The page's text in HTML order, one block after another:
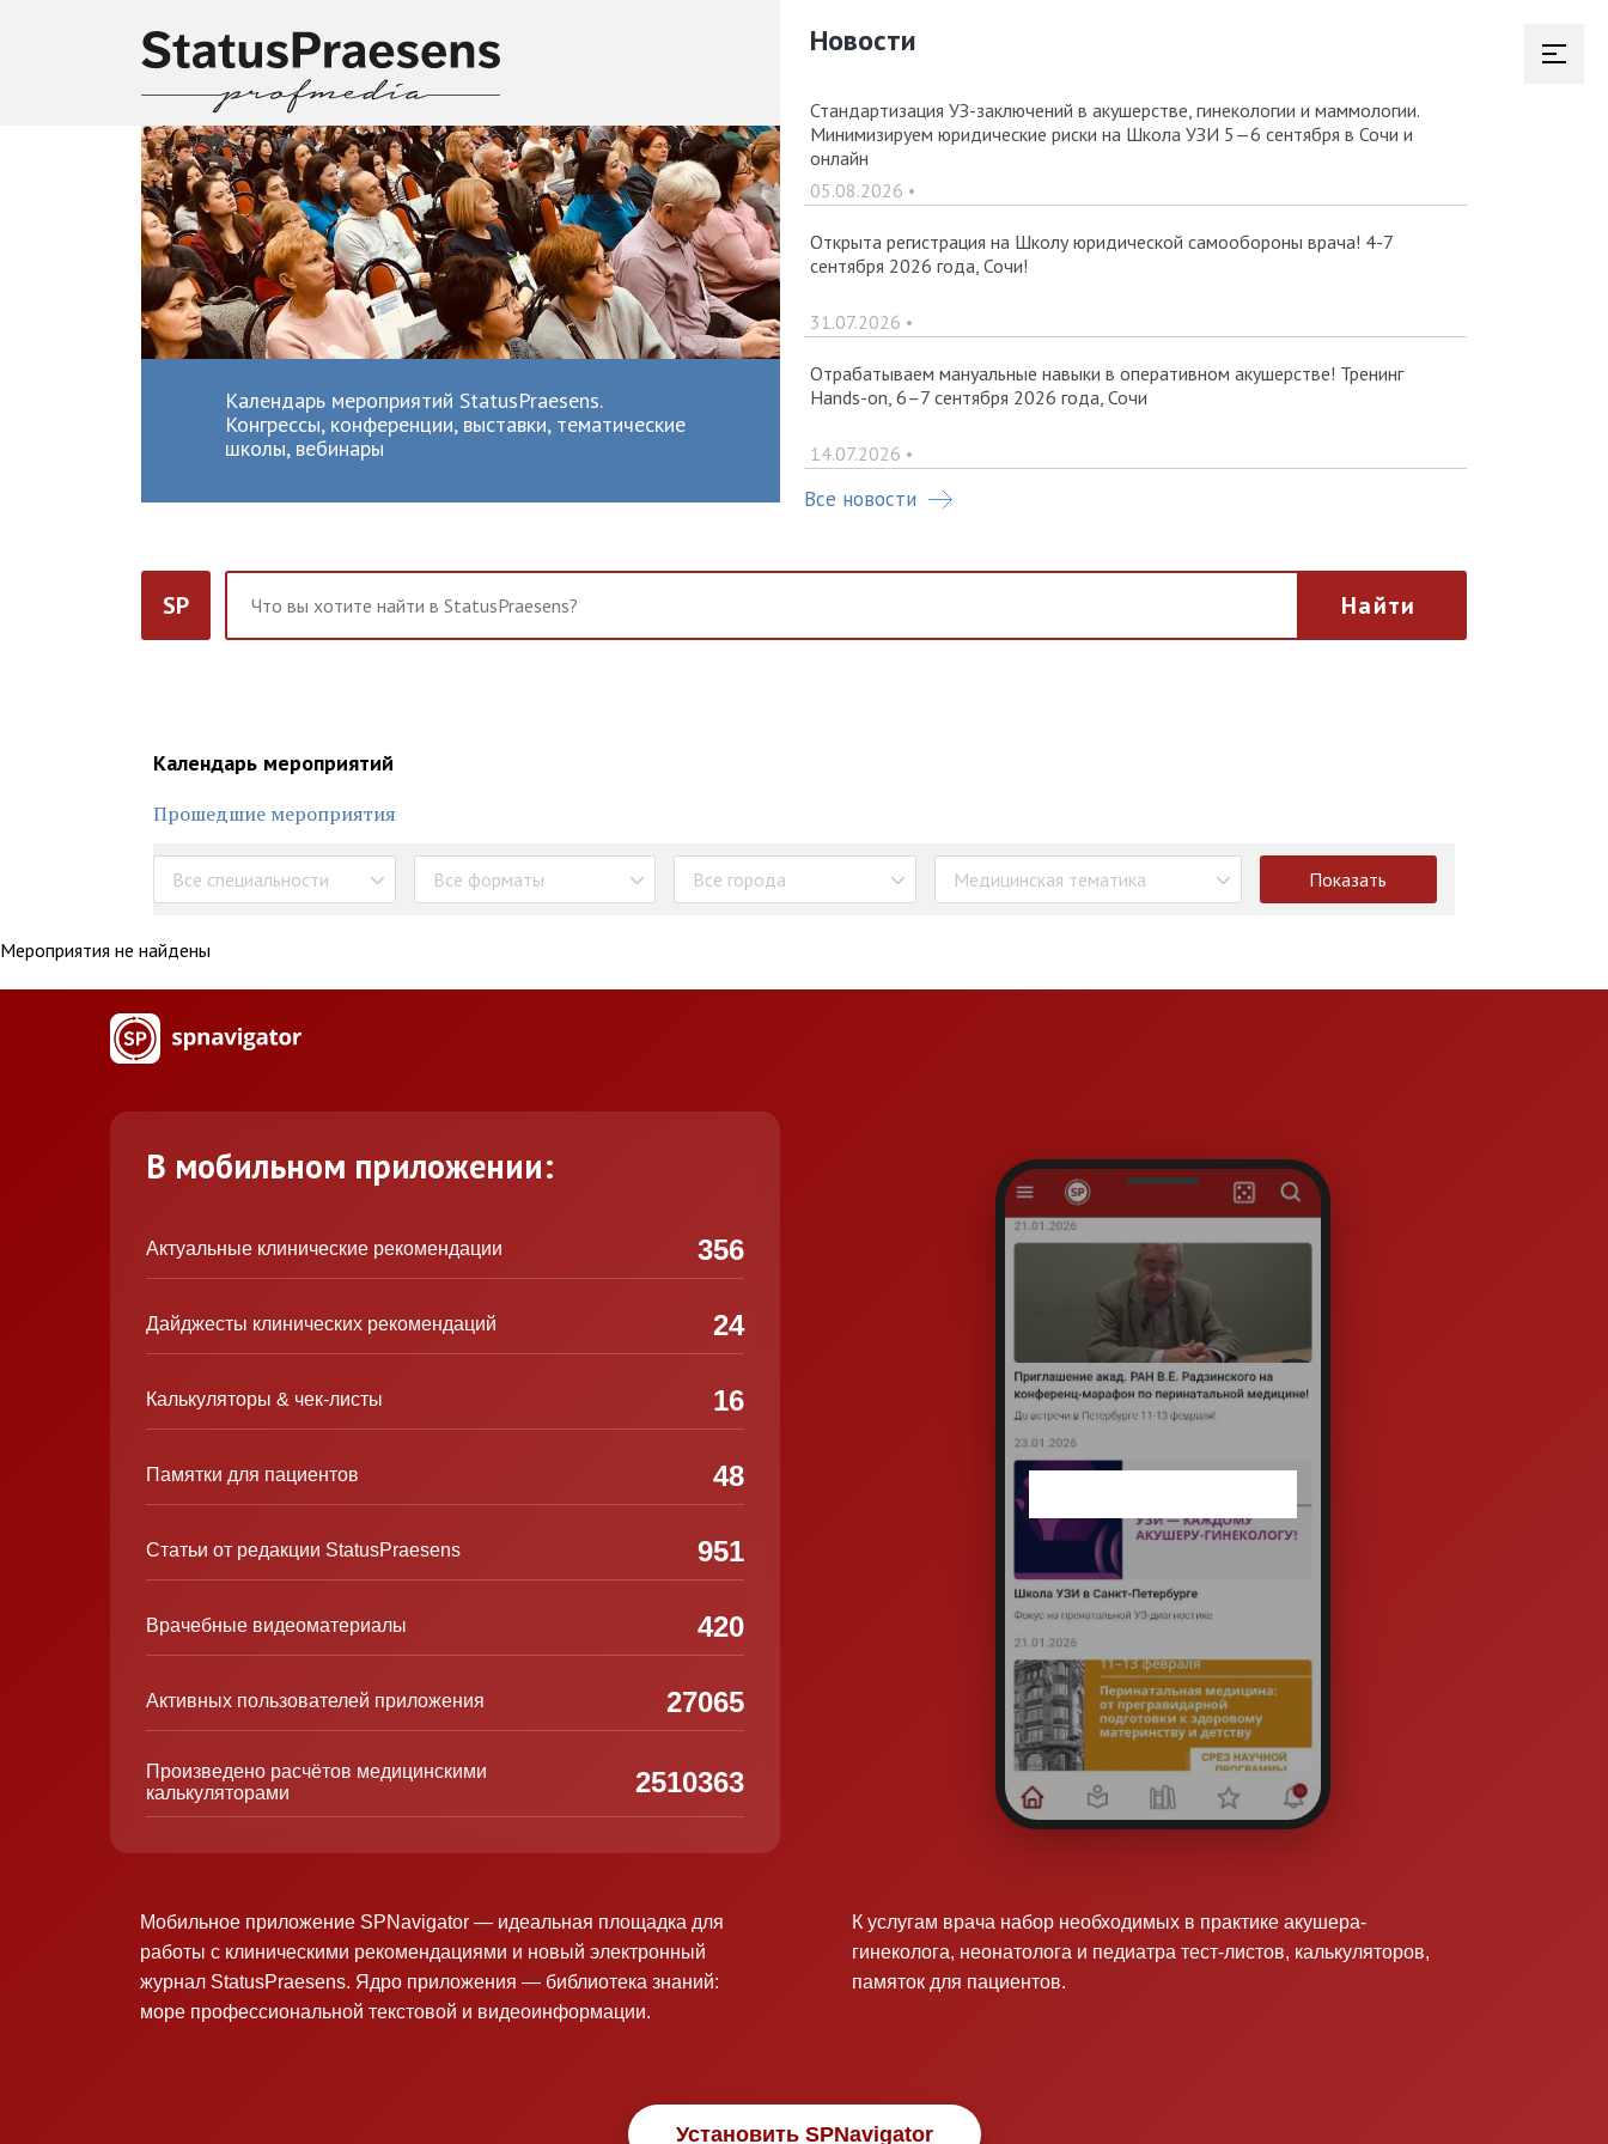
Календарь мероприятий StatusPraesens.
Конгрессы, конференции, выставки, тематические
школы, вебинары
Новости
Стандартизация УЗ-заключений в акушерстве, гинекологии и маммологии.
Минимизируем юридические риски на Школа УЗИ 5—6 сентября в Сочи и
онлайн
05.08.2026 •
Открыта регистрация на Школу юридической самообороны врача! 4-7
сентября 2026 года, Сочи!
31.07.2026 •
Отрабатываем мануальные навыки в оперативном акушерстве! Тренинг
Hands-on, 6–7 сентября 2026 года, Сочи
14.07.2026 •
Все новости
SP Найти
Календарь мероприятий
Прошедшие мероприятия
Все специальности Все форматы Все города Медицинская тематика Показать
Мероприятия не найдены
В мобильном приложении:
Актуальные клинические рекомендации 356
Дайджесты клинических рекомендаций 24
Калькуляторы & чек-листы 16
Памятки для пациентов 48
Статьи от редакции StatusPraesens 951
Врачебные видеоматериалы 420
Активных пользователей приложения 27065
Произведено расчётов медицинскими
калькуляторами
2510363
Мобильное приложение SPNavigator — идеальная площадка для
работы с клиническими рекомендациями и новый электронный
журнал StatusPraesens. Ядро приложения — библиотека знаний:
море профессиональной текстовой и видеоинформации.
К услугам врача набор необходимых в практике акушера-
гинеколога, неонатолога и педиатра тест-листов, калькуляторов,
памяток для пациентов.
Установить SPNavigator